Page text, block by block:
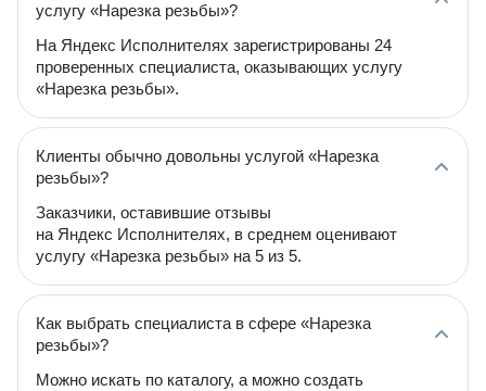
услугу «Нарезка резьбы»?
На Яндекс Исполнителях зарегистрированы 24
проверенных специалиста, оказывающих услугу
«Нарезка резьбы».
Клиенты обычно довольны услугой «Нарезка
резьбы»?
Заказчики, оставившие отзывы
на Яндекс Исполнителях, в среднем оценивают
услугу «Нарезка резьбы» на 5 из 5.
Как выбрать специалиста в сфере «Нарезка
резьбы»?
Можно искать по каталогу, а можно создать